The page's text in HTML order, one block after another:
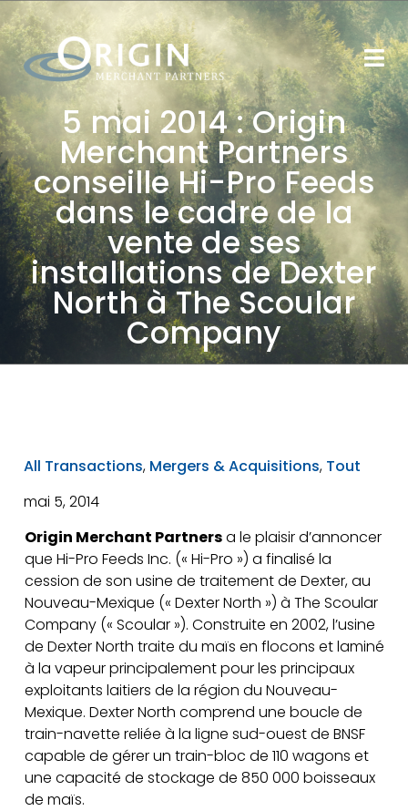
5 mai 2014 : Origin
Merchant Partners
conseille Hi-Pro Feeds
dans le cadre de la
vente de ses
installations de Dexter
North à The Scoular
Company
All Transactions, Mergers & Acquisitions, Tout
mai 5, 2014
Origin Merchant Partnersa le plaisir d’annoncer
que Hi-Pro Feeds Inc. (« Hi-Pro ») a finalisé la
cession de son usine de traitement de Dexter, au
Nouveau-Mexique (« Dexter North ») à The Scoular
Company (« Scoular »). Construite en 2002, l’usine
de Dexter North traite du maïs en flocons et laminé
à la vapeur principalement pour les principaux
exploitants laitiers de la région du Nouveau-
Mexique. Dexter North comprend une boucle de
train-navette reliée à la ligne sud-ouest de BNSF
capable de gérer un train-bloc de 110 wagons et
une capacité de stockage de 850 000 boisseaux
de maïs.